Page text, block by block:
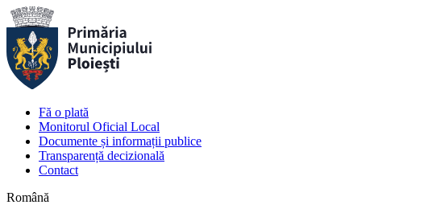
Fă o plată
Monitorul Oficial Local
Documente și informații publice
Transparență decizională
Contact
Română